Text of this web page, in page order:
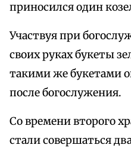
приносился один
Участвуя при
своих руках букеты
такими же букетами
после богослужения.
Со времени второго
стали совершаться